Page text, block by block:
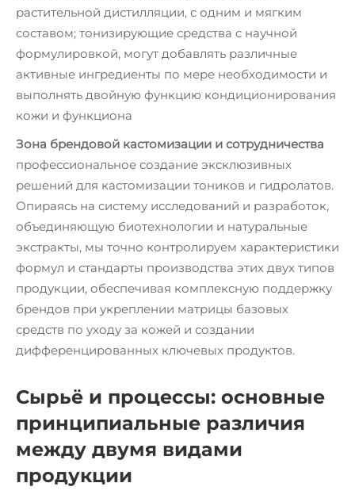
растительной дистилляции, с одним и мягким
составом; тонизирующие средства с научной
формулировкой, могут добавлять различные
активные ингредиенты по мере необходимости и
выполнять двойную функцию кондиционирования
кожи и функциона
Зона брендовой кастомизации и сотрудничества
профессиональное создание эксклюзивных
решений для кастомизации тоников и гидролатов.
Опираясь на систему исследований и разработок,
объединяющую биотехнологии и натуральные
экстракты, мы точно контролируем характеристики
формул и стандарты производства этих двух типов
продукции, обеспечивая комплексную поддержку
брендов при укреплении матрицы базовых
средств по уходу за кожей и создании
дифференцированных ключевых продуктов.
Сырьё и процессы: основные
принципиальные различия
между двумя видами
продукции